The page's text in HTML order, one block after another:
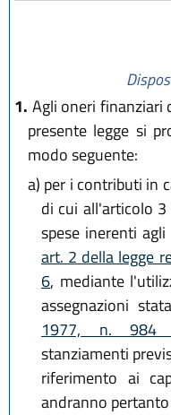
L.R. 21
L.R. 13
L.R. 20
L.R. 18
L.R. 18
L.R. 25
L.R. 28
1. Agli oneri finanziari
presente legge si
modo seguente:
a) per i contributi in
di cui all'articolo
spese inerenti
art. 2 della legge
6, mediante
assegnazioni
1977, n. 984
stanziamenti
riferimento ai
andranno